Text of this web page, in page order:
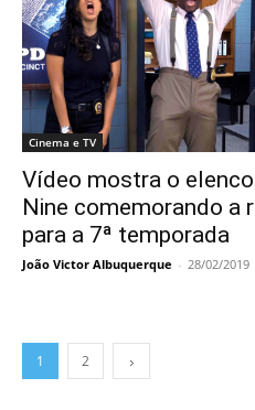
Cinema e TV
Vídeo mostra o
Nine comemorando a
para a 7ª temporada
João Victor Albuquerque - 28/02/2019
1 2